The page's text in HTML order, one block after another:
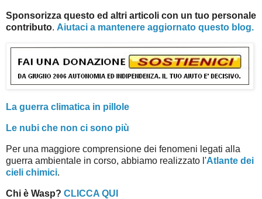
Sponsorizza questo ed altri articoli con un tuo personale
contributo. Aiutaci a mantenere aggiornato questo blog.
La guerra climatica in pillole
Le nubi che non ci sono più
Per una maggiore comprensione dei fenomeni legati alla
guerra ambientale in corso, abbiamo realizzato l'Atlante dei
cieli chimici.
Chi è Wasp? CLICCA QUI